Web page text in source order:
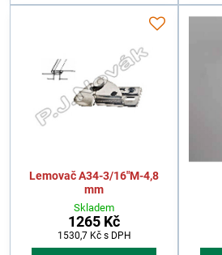
Lemovač A34-3/16"M-4,8
mm
Skladem
1265 Kč
1530,7 Kč s DPH